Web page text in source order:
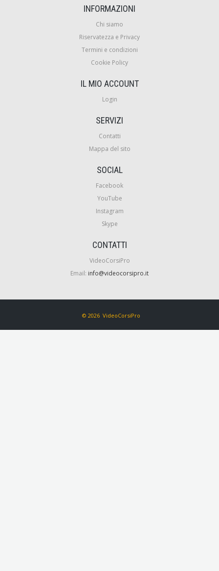
INFORMAZIONI
Chi siamo
Riservatezza e Privacy
Termini e condizioni
Cookie Policy
IL MIO ACCOUNT
Login
SERVIZI
Contatti
Mappa del sito
SOCIAL
Facebook
YouTube
Instagram
Skype
CONTATTI
VideoCorsiPro
Email: info@videocorsipro.it
© 2026 VideoCorsiPro